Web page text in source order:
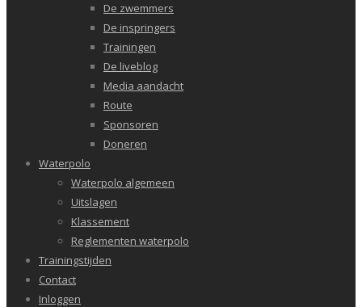
De zwemmers
De inspringers
Trainingen
De liveblog
Media aandacht
Route
Sponsoren
Doneren
Waterpolo
Waterpolo algemeen
Uitslagen
Klassement
Reglementen waterpolo
Trainingstijden
Contact
Inloggen